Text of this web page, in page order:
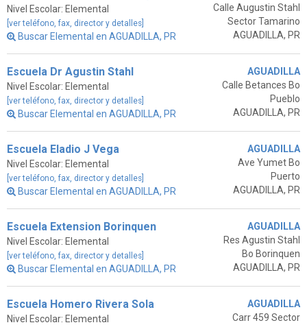
Nivel Escolar: Elemental
[ver teléfono, fax, director y detalles]
Buscar Elemental en AGUADILLA, PR
Calle Augustin Stahl
Sector Tamarino
AGUADILLA, PR
Escuela Dr Agustin Stahl
Nivel Escolar: Elemental
[ver teléfono, fax, director y detalles]
Buscar Elemental en AGUADILLA, PR
AGUADILLA
Calle Betances Bo
Pueblo
AGUADILLA, PR
Escuela Eladio J Vega
Nivel Escolar: Elemental
[ver teléfono, fax, director y detalles]
Buscar Elemental en AGUADILLA, PR
AGUADILLA
Ave Yumet Bo
Puerto
AGUADILLA, PR
Escuela Extension Borinquen
Nivel Escolar: Elemental
[ver teléfono, fax, director y detalles]
Buscar Elemental en AGUADILLA, PR
AGUADILLA
Res Agustin Stahl
Bo Borinquen
AGUADILLA, PR
Escuela Homero Rivera Sola
Nivel Escolar: Elemental
AGUADILLA
Carr 459 Sector